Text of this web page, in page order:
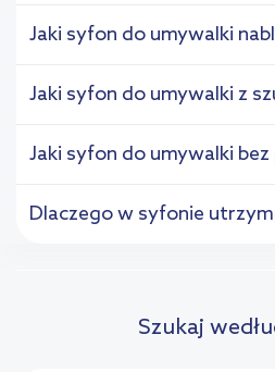
Jaki syfon do umywalki
Jaki syfon do umywalki z
Jaki syfon do umywalki bez
Dlaczego w syfonie
Szukaj